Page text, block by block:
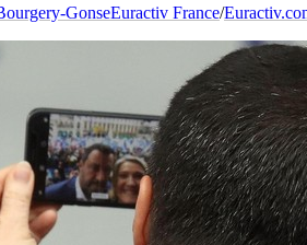
GonseEuractiv France/